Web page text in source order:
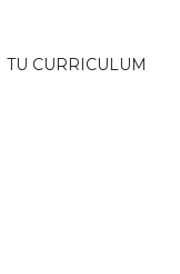
TU CURRICULUM